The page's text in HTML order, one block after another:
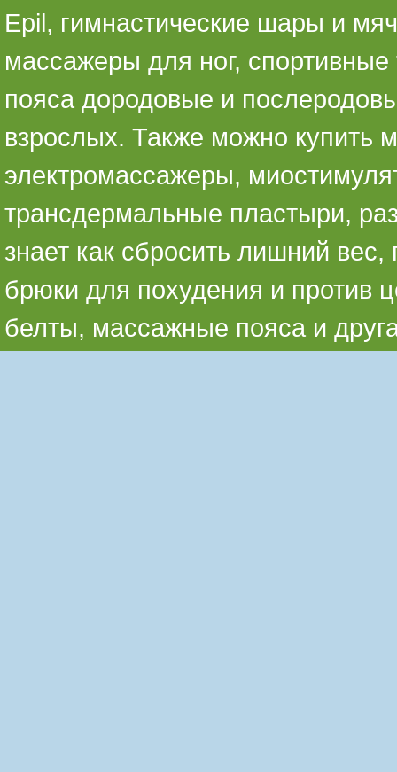
Epil, гимнастические шары и
массажеры для ног,
пояса дородовые и
взрослых. Также можно купить
электромассажеры,
трансдермальные пластыри,
знает как сбросить лишний
брюки для похудения и против
белты, массажные пояса и